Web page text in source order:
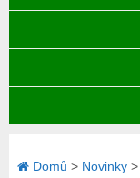
Domů > Novinky>